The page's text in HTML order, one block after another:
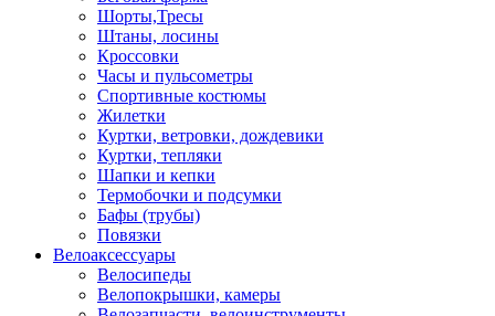
Шорты,Тресы
Штаны, лосины
Кроссовки
Часы и пульсометры
Спортивные костюмы
Жилетки
Куртки, ветровки, дождевики
Куртки, тепляки
Шапки и кепки
Термобочки и подсумки
Бафы (трубы)
Повязки
Велоаксессуары
Велосипеды
Велопокрышки, камеры